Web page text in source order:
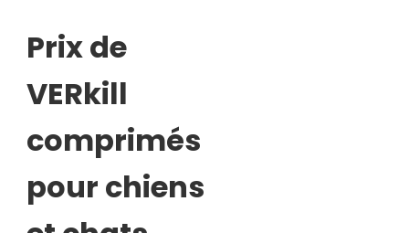
Prix de
VERkill
comprimés
pour chiens